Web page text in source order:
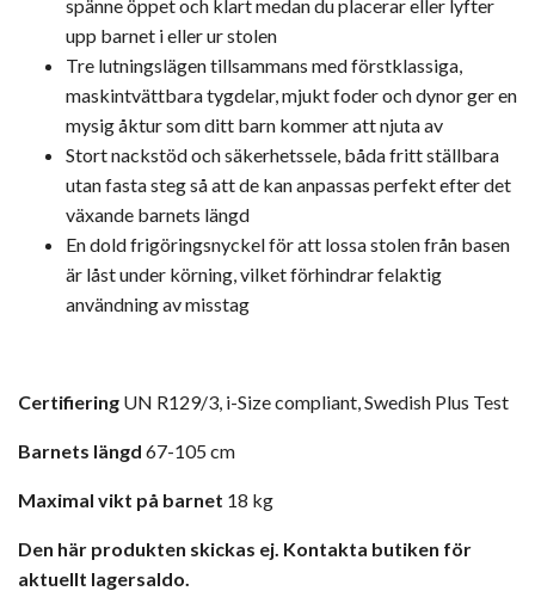
spänne öppet och klart medan du placerar eller lyfter
upp barnet i eller ur stolen
Tre lutningslägen tillsammans med förstklassiga,
maskintvättbara tygdelar, mjukt foder och dynor ger en
mysig åktur som ditt barn kommer att njuta av
Stort nackstöd och säkerhetssele, båda fritt ställbara
utan fasta steg så att de kan anpassas perfekt efter det
växande barnets längd
En dold frigöringsnyckel för att lossa stolen från basen
är låst under körning, vilket förhindrar felaktig
användning av misstag
Certifiering UN R129/3, i-Size compliant,Swedish Plus Test
Barnets längd 67-105 cm
Maximal vikt på barnet 18 kg
Den här produkten skickas ej. Kontakta butiken för
aktuellt lagersaldo.